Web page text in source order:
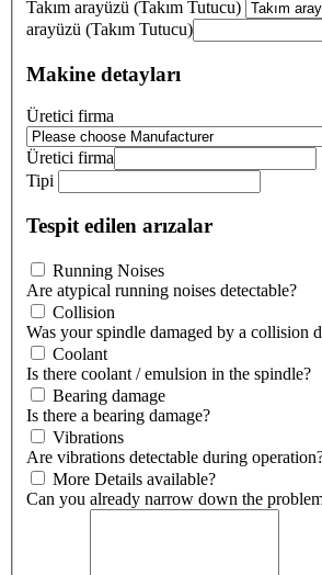
Takım arayüzü (Takım Tutucu)
arayüzü (Takım Tutucu)
Makine detayları
Üretici firma
Üretici firma
Tipi
Tespit edilen arızalar
Running Noises
Are atypical running noises detectable?
Collision
Was your spindle damaged by a collision
Coolant
Is there coolant / emulsion in the spindle?
Bearing damage
Is there a bearing damage?
Vibrations
Are vibrations detectable during
More Details available?
Can you already narrow down the